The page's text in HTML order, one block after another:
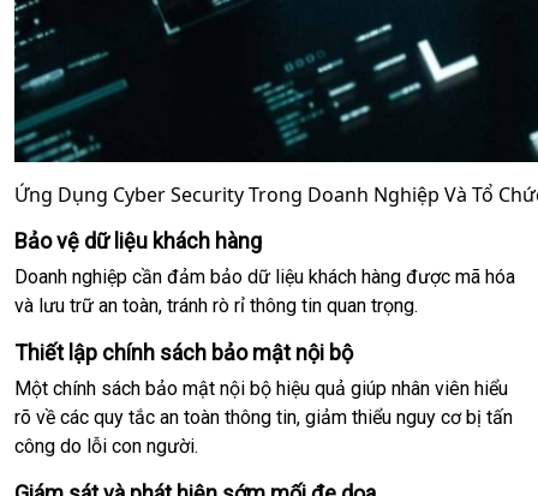
Ứng Dụng Cyber Security Trong Doanh Nghiệp Và Tổ
Bảo vệ dữ liệu khách hàng
Doanh nghiệp cần đảm bảo dữ liệu khách hàng được mã hóa
và lưu trữ an toàn, tránh rò rỉ thông tin quan trọng.
Thiết lập chính sách bảo mật nội bộ
Một chính sách bảo mật nội bộ hiệu quả giúp nhân viên hiểu
rõ về các quy tắc an toàn thông tin, giảm thiểu nguy cơ bị tấn
công do lỗi con người.